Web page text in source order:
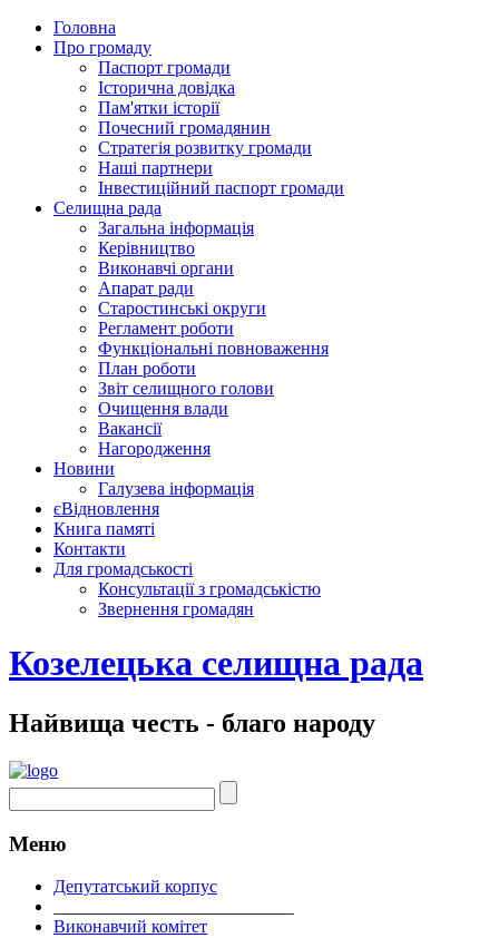
Головна
Про громаду
Паспорт громади
Історична довідка
Пам'ятки історії
Почесний громадянин
Стратегія розвитку громади
Наші партнери
Інвестиційний паспорт громади
Селищна рада
Загальна інформація
Керівництво
Виконавчі органи
Апарат ради
Старостинські округи
Регламент роботи
Функціональні повноваження
План роботи
Звіт селищного голови
Очищення влади
Вакансії
Нагородження
Новини
Галузева інформація
єВідновлення
Книга памяті
Контакти
Для громадськості
Консультації з громадськістю
Звернення громадян
Козелецька селищна рада
Найвища честь - благо народу
Меню
Депутатський корпус
Виконавчий комітет